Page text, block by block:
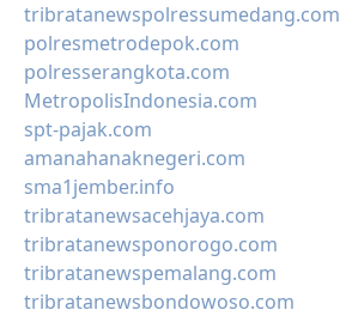
tribratanewspolressumedang.com
polresmetrodepok.com
polresserangkota.com
MetropolisIndonesia.com
spt-pajak.com
amanahanaknegeri.com
sma1jember.info
tribratanewsacehjaya.com
tribratanewsponorogo.com
tribratanewspemalang.com
tribratanewsbondowoso.com